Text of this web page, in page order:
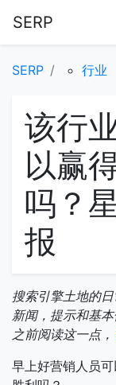
SERP
SERP 行业
该行
以赢
吗？
报
搜索引擎土地的
新闻，提示和基
之前阅读这一点，
早上好营销人员